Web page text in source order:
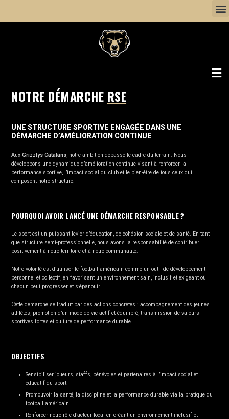
NOTRE DÉMARCHE RSE
UNE STRUCTURE SPORTIVE ENGAGÉE DANS UNE
DÉMARCHE D’AMÉLIORATION CONTINUE
AuxGrizzlys Catalans, notre ambition dépasse le cadre du terrain. Nous
développons une dynamique d’amélioration continue visant à renforcer la
performance sportive, l’impact social du club et le bien-être de tous ceux qui
composent notre structure.
POURQUOI AVOIR LANCÉ UNE DÉMARCHE RESPONSABLE ?
Le sport est un puissant levier d’éducation, de cohésion sociale et de santé. En tant
que structure semi-professionnelle, nous avons la responsabilité de contribuer
positivement à notre territoire et à notre communauté.
Notre volonté est d’utiliser le football américain comme un outil de développement
personnel et collectif, en favorisant un environnement sain, inclusif et exigeant où
chacun peut progresser et s’épanouir.
Cette démarche se traduit par des actions concrètes : accompagnement des jeunes
athlètes, promotion d’un mode de vie actif et équilibré, transmission de valeurs
sportives fortes et culture de performance durable.
OBJECTIFS
Sensibiliser joueurs, staffs, bénévoles et partenaires à l’impact social et
éducatif du sport.
Promouvoir la santé, la discipline et la performance durable via la pratique du
football américain.
Renforcer notre rôle d’acteur local en créant un environnement inclusif et